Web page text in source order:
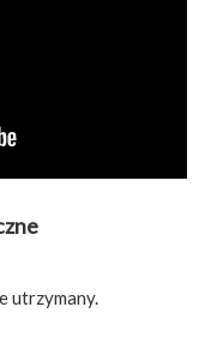
utrzymany.